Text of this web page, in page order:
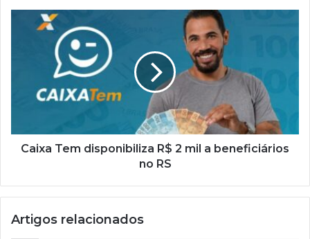
disponibiliza
no
Caixa Tem disponibiliza R$ 2 mil a beneficiários
no RS
Artigos relacionados